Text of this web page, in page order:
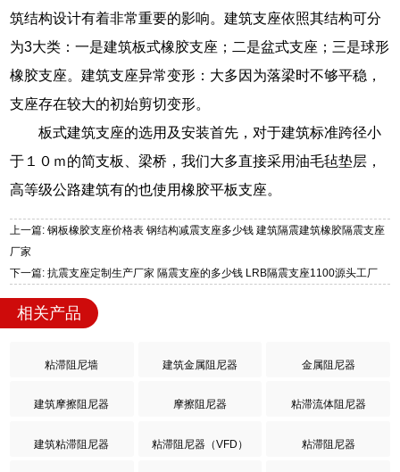
筑结构设计有着非常重要的影响。建筑支座依照其结构可分
为3大类：一是建筑板式橡胶支座；二是盆式支座；三是球形
橡胶支座。建筑支座异常变形：大多因为落梁时不够平稳，
支座存在较大的初始剪切变形。
板式建筑支座的选用及安装首先，对于建筑标准跨径小
于１０ｍ的简支板、梁桥，我们大多直接采用油毛毡垫层，
高等级公路建筑有的也使用橡胶平板支座。
上一篇: 钢板橡胶支座价格表 钢结构减震支座多少钱 建筑隔震建筑橡胶隔震支座
厂家
下一篇: 抗震支座定制生产厂家 隔震支座的多少钱 LRB隔震支座1100源头工厂
相关产品
粘滞阻尼墙 建筑金属阻尼器 金属阻尼器
建筑摩擦阻尼器 摩擦阻尼器 粘滞流体阻尼器
建筑粘滞阻尼器 粘滞阻尼器（VFD） 粘滞阻尼器